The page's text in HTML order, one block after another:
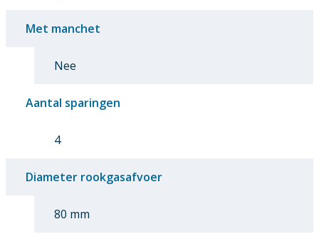
Met manchet
Nee
Aantal sparingen
4
Diameter rookgasafvoer
80 mm